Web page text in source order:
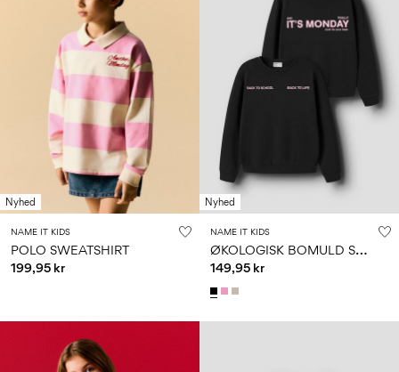
Nyhed
NAME IT KIDS
POLO SWEATSHIRT
199,95 kr
Nyhed
NAME IT KIDS
Ø
KOLOGISK BOMULD SWEATSHIRT
149,95 kr